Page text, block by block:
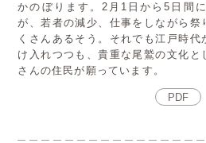
かのぼります。2月1日から5日間
が、若者の減少、仕事をしながら祭
くさんあるそう。それでも江戸時代
け入れつつも、貴重な尾鷲の文化と
さんの住民が願っています。
PDF